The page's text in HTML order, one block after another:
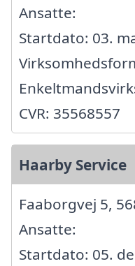
Ansatte:
Startdato: 03.
CVR: 35568557
Haarby Service
Faaborgvej 5,
Ansatte:
Startdato: 05.